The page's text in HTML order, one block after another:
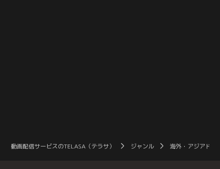
動画配信サービスのTELASA（テラサ） ジャンル 海外・アジアドラ